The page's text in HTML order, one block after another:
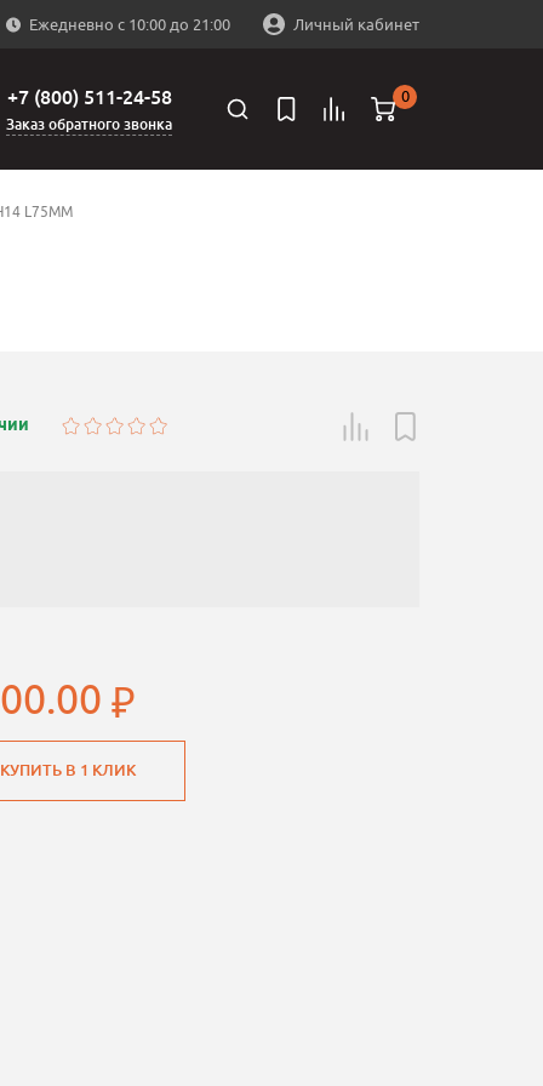
Ежедневно с 10:00 до 21:00 Личный кабинет
+7 (800) 511-24-58
Заказ обратного звонка
0
L75MM
КУПИТЬ В 1 КЛИК